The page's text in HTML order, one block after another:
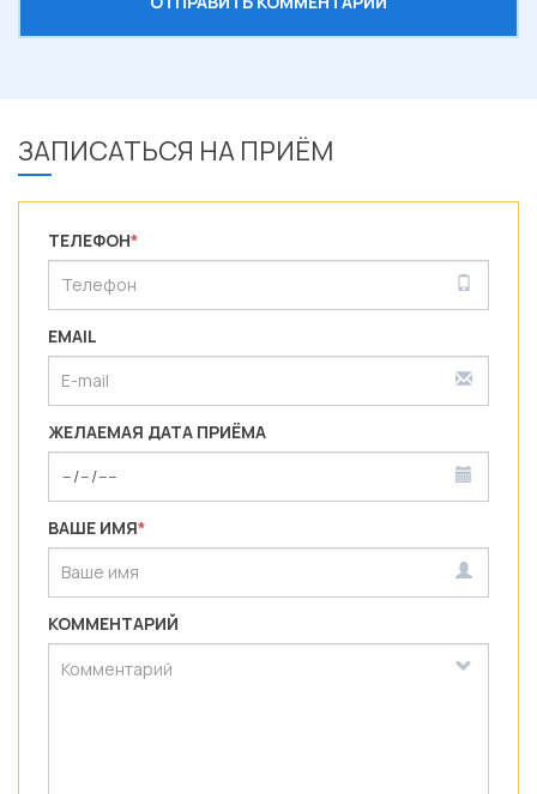
ЗАПИСАТЬСЯ НА ПРИЁМ
ТЕЛЕФОН*
EMAIL
ЖЕЛАЕМАЯ ДАТА ПРИЁМА
ВАШЕ ИМЯ*
КОММЕНТАРИЙ